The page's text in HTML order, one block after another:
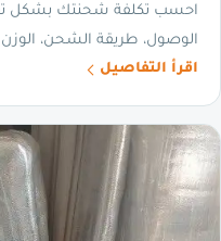
احسب تكلفة شحنتك بشكل
الوصول، طريقة الشحن، الوزن
اقرأ التفاصيل